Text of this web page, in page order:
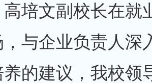
培文副校长在就
与企业负责人深
的建议，我校领